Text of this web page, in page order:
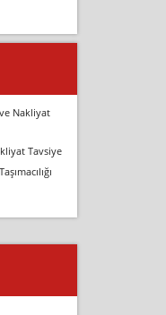
Nakliyat
Tavsiye